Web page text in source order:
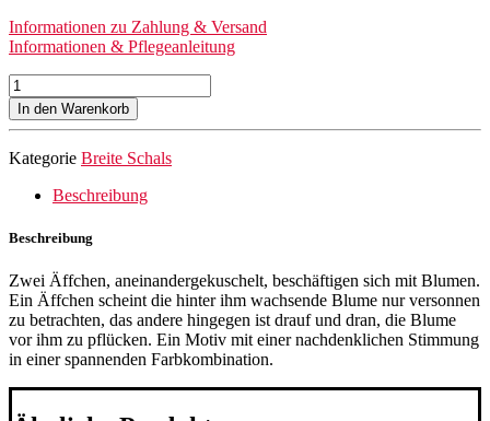
Informationen zu Zahlung & Versand
Informationen & Pflegeanleitung
Seidenschal
Affen
und
(Creme)
In den Warenkorb
Kategorie Breite Schals
Beschreibung
Beschreibung
Zwei Äffchen, aneinandergekuschelt, beschäftigen sich mit Blumen.
Ein Äffchen scheint die hinter ihm wachsende Blume nur versonnen
zu betrachten, das andere hingegen ist drauf und dran, die Blume
vor ihm zu pflücken. Ein Motiv mit einer nachdenklichen Stimmung
in einer spannenden Farbkombination.